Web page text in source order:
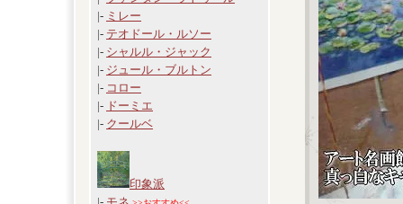
|- ミレー
|- テオドール・ルソー
|- シャルル・ジャック
|- ジュール・ブルトン
|- コロー
|- ドーミエ
|- クールベ
印象派